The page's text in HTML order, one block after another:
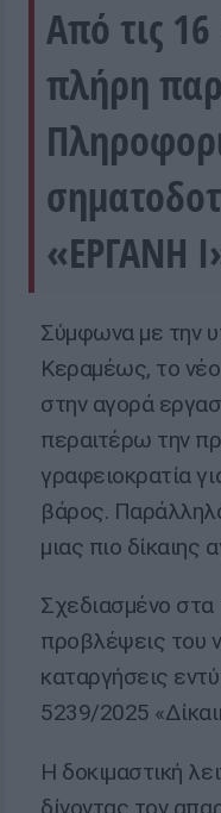
Από τις
πλήρη
«ΕΡΓΑΝΗ
Σύμφωνα με την
Κεραμέως, το
στην αγορά
περαιτέρω την
γραφειοκρατία
βάρος.
μιας πιο δίκαιης
Σχεδιασμένο
προβλέψεις του
καταργήσεις
5239/2025
Η δοκιμαστική
δίνοντας τον